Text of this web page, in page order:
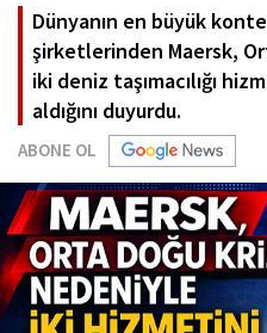
Dünyanın en büyük
şirketlerinden Maersk,
iki deniz taşımacılığı
aldığını duyurdu.
ABONE OL